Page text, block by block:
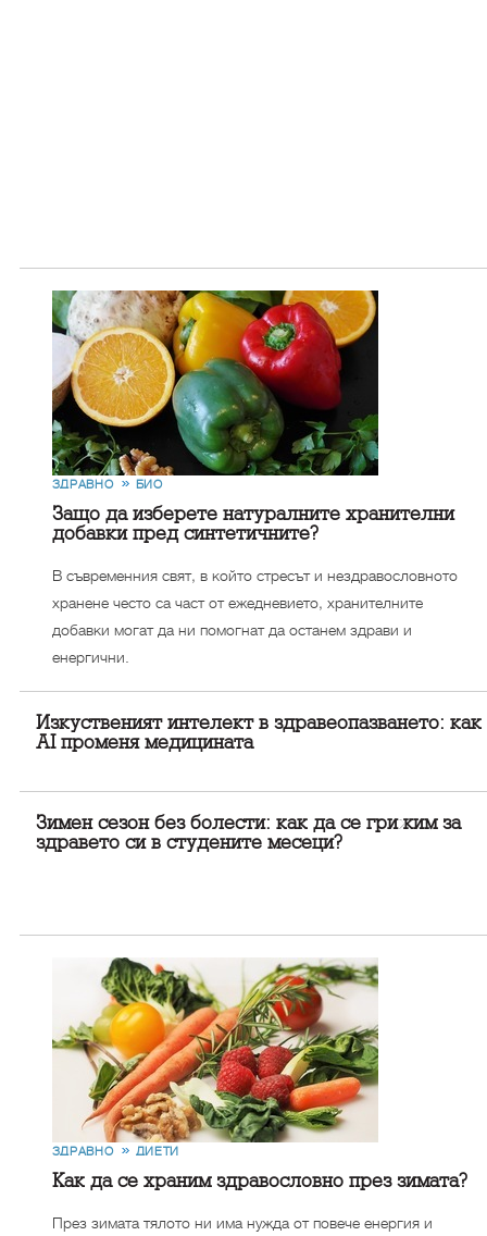
ЗДРАВНО БИО
Защо да изберете натуралните хранителни
добавки пред синтетичните?
В съвременния свят, в който стресът и нездравословното
хранене често са част от ежедневието, хранителните
добавки могат да ни помогнат да останем здрави и
енергични.
Изкуственият интелект в здравеопазването: как
AI променя медицината
Зимен сезон без болести: как да се грижим за
здравето си в студените месеци?
ЗДРАВНО ДИЕТИ
Как да се храним здравословно през зимата?
През зимата тялото ни има нужда от повече енергия и